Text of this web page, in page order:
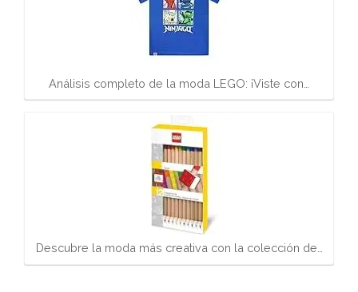
Análisis completo de la moda LEGO: ¡Viste con…
Descubre la moda más creativa con la colección de…